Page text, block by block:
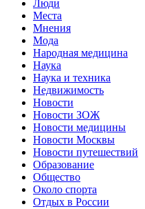
Люди
Места
Мнения
Мода
Народная медицина
Наука
Наука и техника
Недвижимость
Новости
Новости ЗОЖ
Новости медицины
Новости Москвы
Новости путешествий
Образование
Общество
Около спорта
Отдых в России